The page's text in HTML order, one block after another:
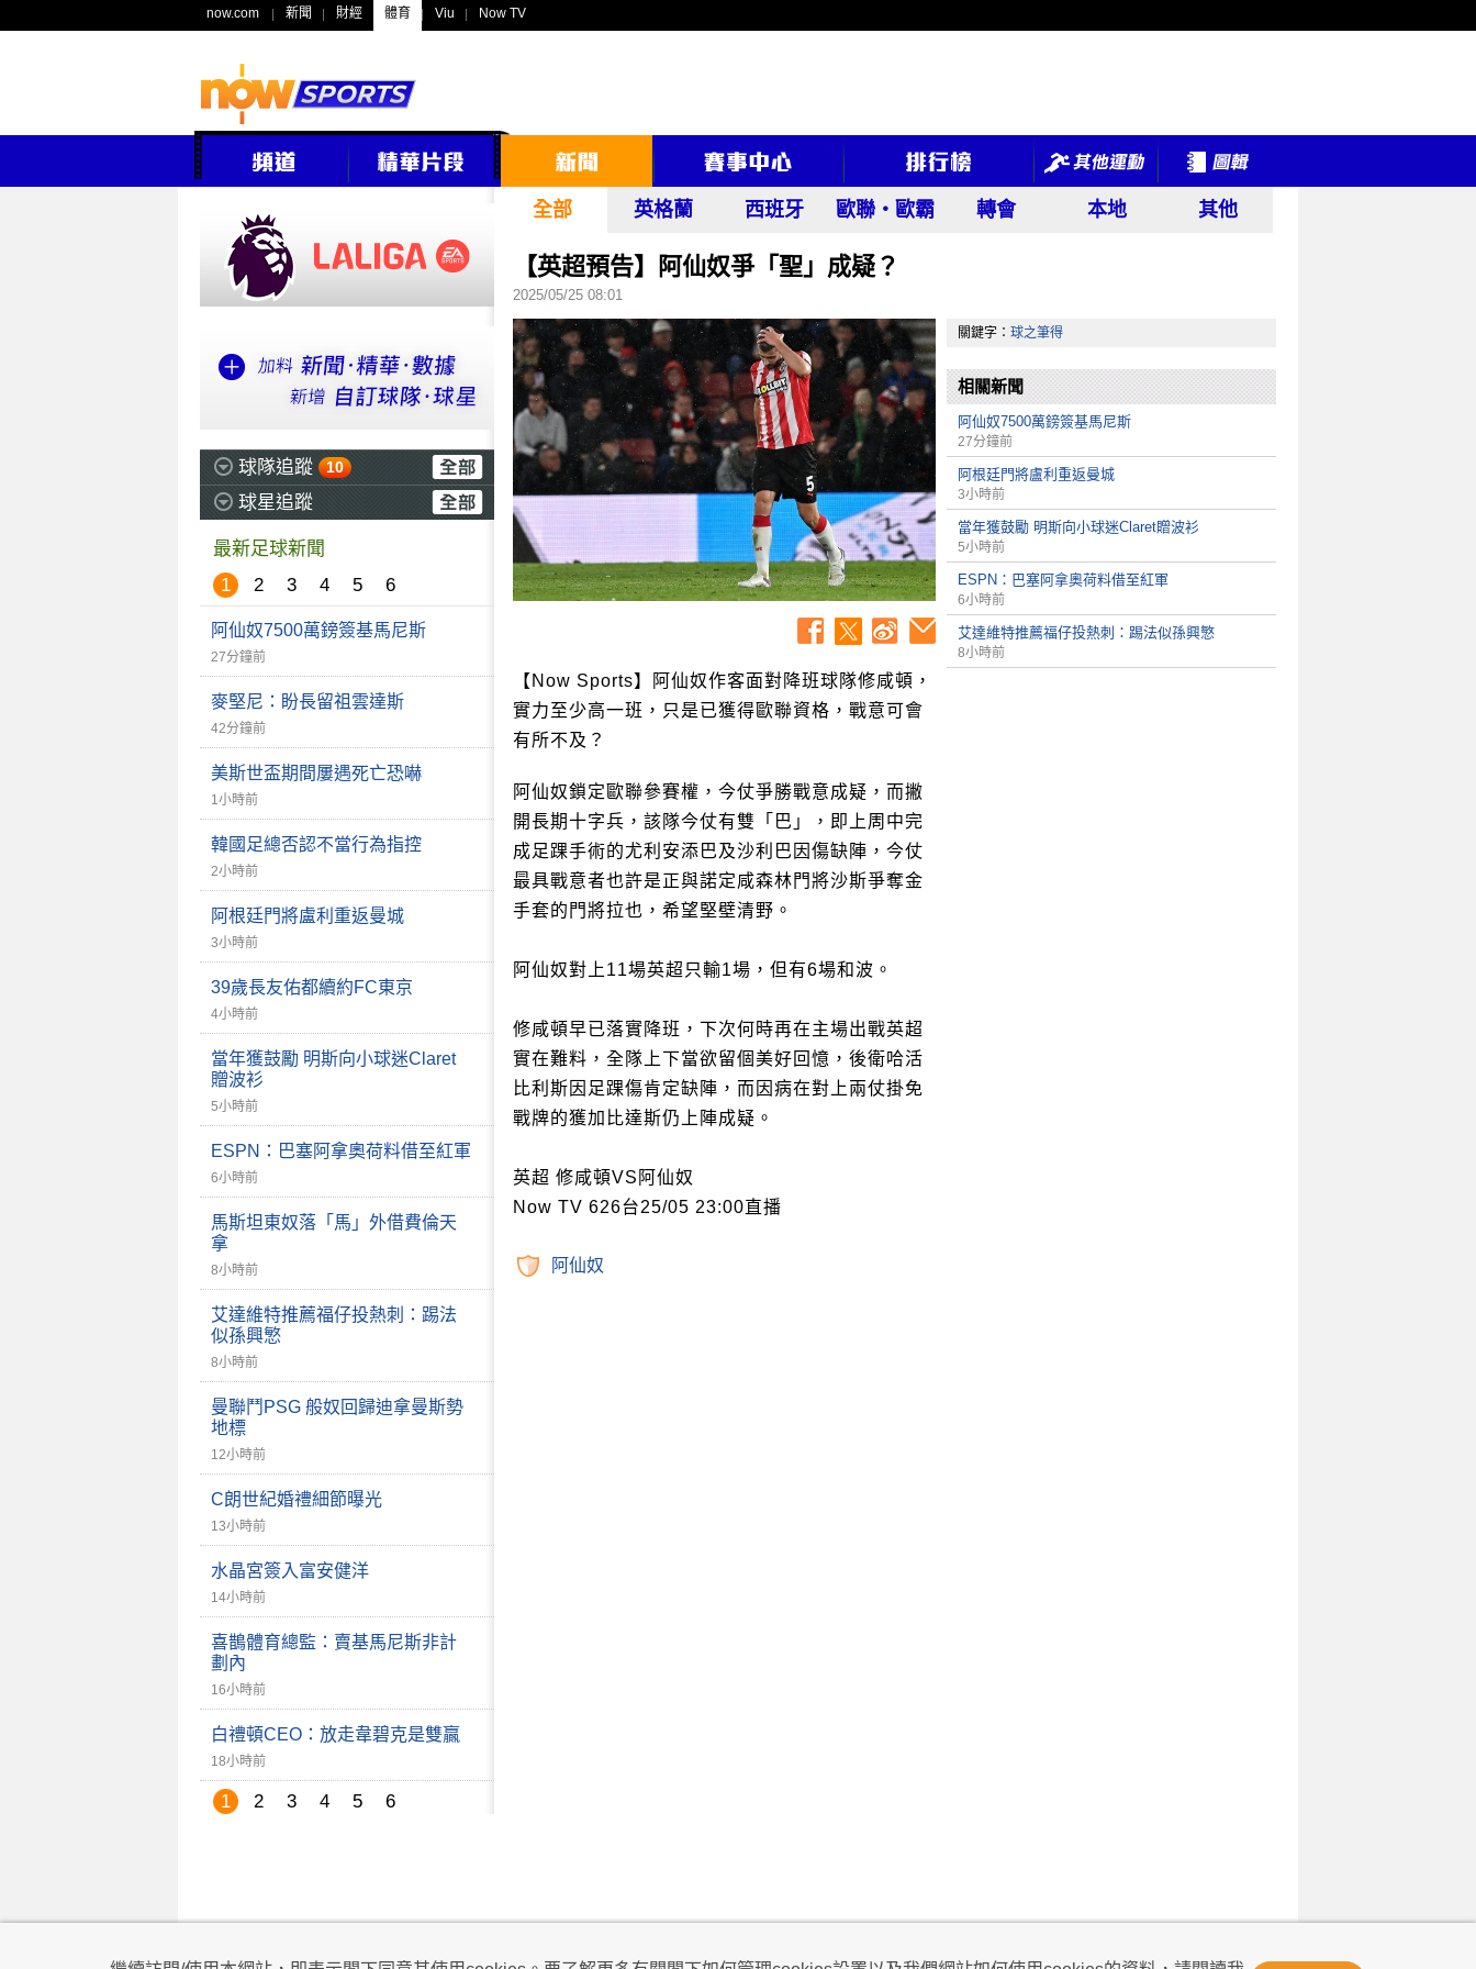
now.com 新聞 財經 體育 Viu Now TV
球隊追蹤 10
球星追蹤
最新足球新聞
1
2 3 4 5 6
阿仙奴7500萬鎊簽基馬尼斯
27分鐘前
麥堅尼：盼長留祖雲達斯
42分鐘前
美斯世盃期間屢遇死亡恐嚇
1小時前
韓國足總否認不當行為指控
2小時前
阿根廷門將盧利重返曼城
3小時前
39歲長友佑都續約FC東京
4小時前
當年獲鼓勵 明斯向小球迷Claret
贈波衫
5小時前
ESPN：巴塞阿拿奧荷料借至紅軍
6小時前
馬斯坦東奴落「馬」外借費倫天
拿
8小時前
艾達維特推薦福仔投熱刺：踢法
似孫興慜
8小時前
曼聯鬥PSG 般奴回歸迪拿曼斯勢
地標
12小時前
C朗世紀婚禮細節曝光
13小時前
水晶宮簽入富安健洋
14小時前
喜鵲體育總監：賣基馬尼斯非計
劃內
16小時前
白禮頓CEO：放走韋碧克是雙贏
18小時前
1 2 3 4 5 6
全部 英格蘭 西班牙 歐聯‧歐霸 轉會 本地 其他
【英超預告】阿仙奴爭「聖」成疑？
2025/05/25 08:01
【Now Sports】阿仙奴作客面對降班球隊修咸頓，
實力至少高一班，只是已獲得歐聯資格，戰意可會
有所不及？
阿仙奴鎖定歐聯參賽權，今仗爭勝戰意成疑，而撇
開長期十字兵，該隊今仗有雙「巴」，即上周中完
成足踝手術的尤利安添巴及沙利巴因傷缺陣，今仗
最具戰意者也許是正與諾定咸森林門將沙斯爭奪金
手套的門將拉也，希望堅壁清野。
阿仙奴對上11場英超只輸1場，但有6場和波。
修咸頓早已落實降班，下次何時再在主場出戰英超
實在難料，全隊上下當欲留個美好回憶，後衛哈活
比利斯因足踝傷肯定缺陣，而因病在對上兩仗掛免
戰牌的獲加比達斯仍上陣成疑。
英超 修咸頓VS阿仙奴
Now TV 626台25/05 23:00直播
阿仙奴
關鍵字： 球之筆得
相關新聞
阿仙奴7500萬鎊簽基馬尼斯
27分鐘前
阿根廷門將盧利重返曼城
3小時前
當年獲鼓勵 明斯向小球迷Claret贈波衫
5小時前
ESPN：巴塞阿拿奧荷料借至紅軍
6小時前
艾達維特推薦福仔投熱刺：踢法似孫興慜
8小時前
私隱政策 | 使用條款 免責及著作權聲明 © Now TV Limited 2011-2026 著作權所有